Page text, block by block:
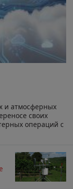
и атмосферных
своих
операций с